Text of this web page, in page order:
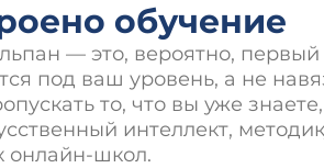
обучение
— это, вероятно, первый
под ваш уровень, а не
то, что вы уже
интеллект,
онлайн-школ.